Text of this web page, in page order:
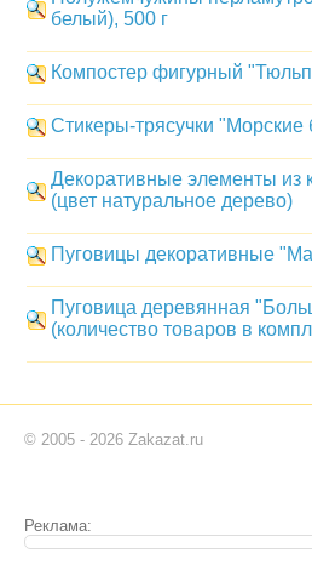
белый), 500 г
Компостер фигурный
Стикеры-трясучки
Декоративные элементы из
(цвет натуральное дерево)
Пуговицы декоративные
Пуговица деревянная
(количество товаров в
© 2005 - 2026 Zakazat.ru
Реклама: